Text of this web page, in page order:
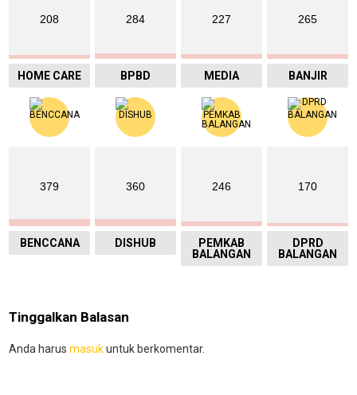
208
HOME CARE
284
BPBD
227
MEDIA
265
BANJIR
379
BENCCANA
360
DISHUB
246
PEMKAB
BALANGAN
170
DPRD
BALANGAN
Tinggalkan Balasan
Anda harus masukuntuk berkomentar.